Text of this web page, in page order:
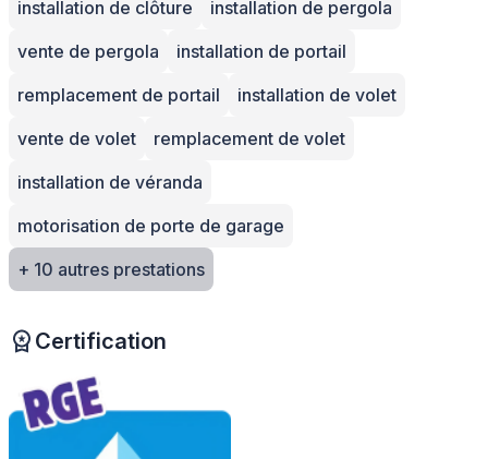
installation de clôture
installation de pergola
vente de pergola
installation de portail
remplacement de portail
installation de volet
vente de volet
remplacement de volet
installation de véranda
motorisation de porte de garage
+ 10 autres prestations
Certification